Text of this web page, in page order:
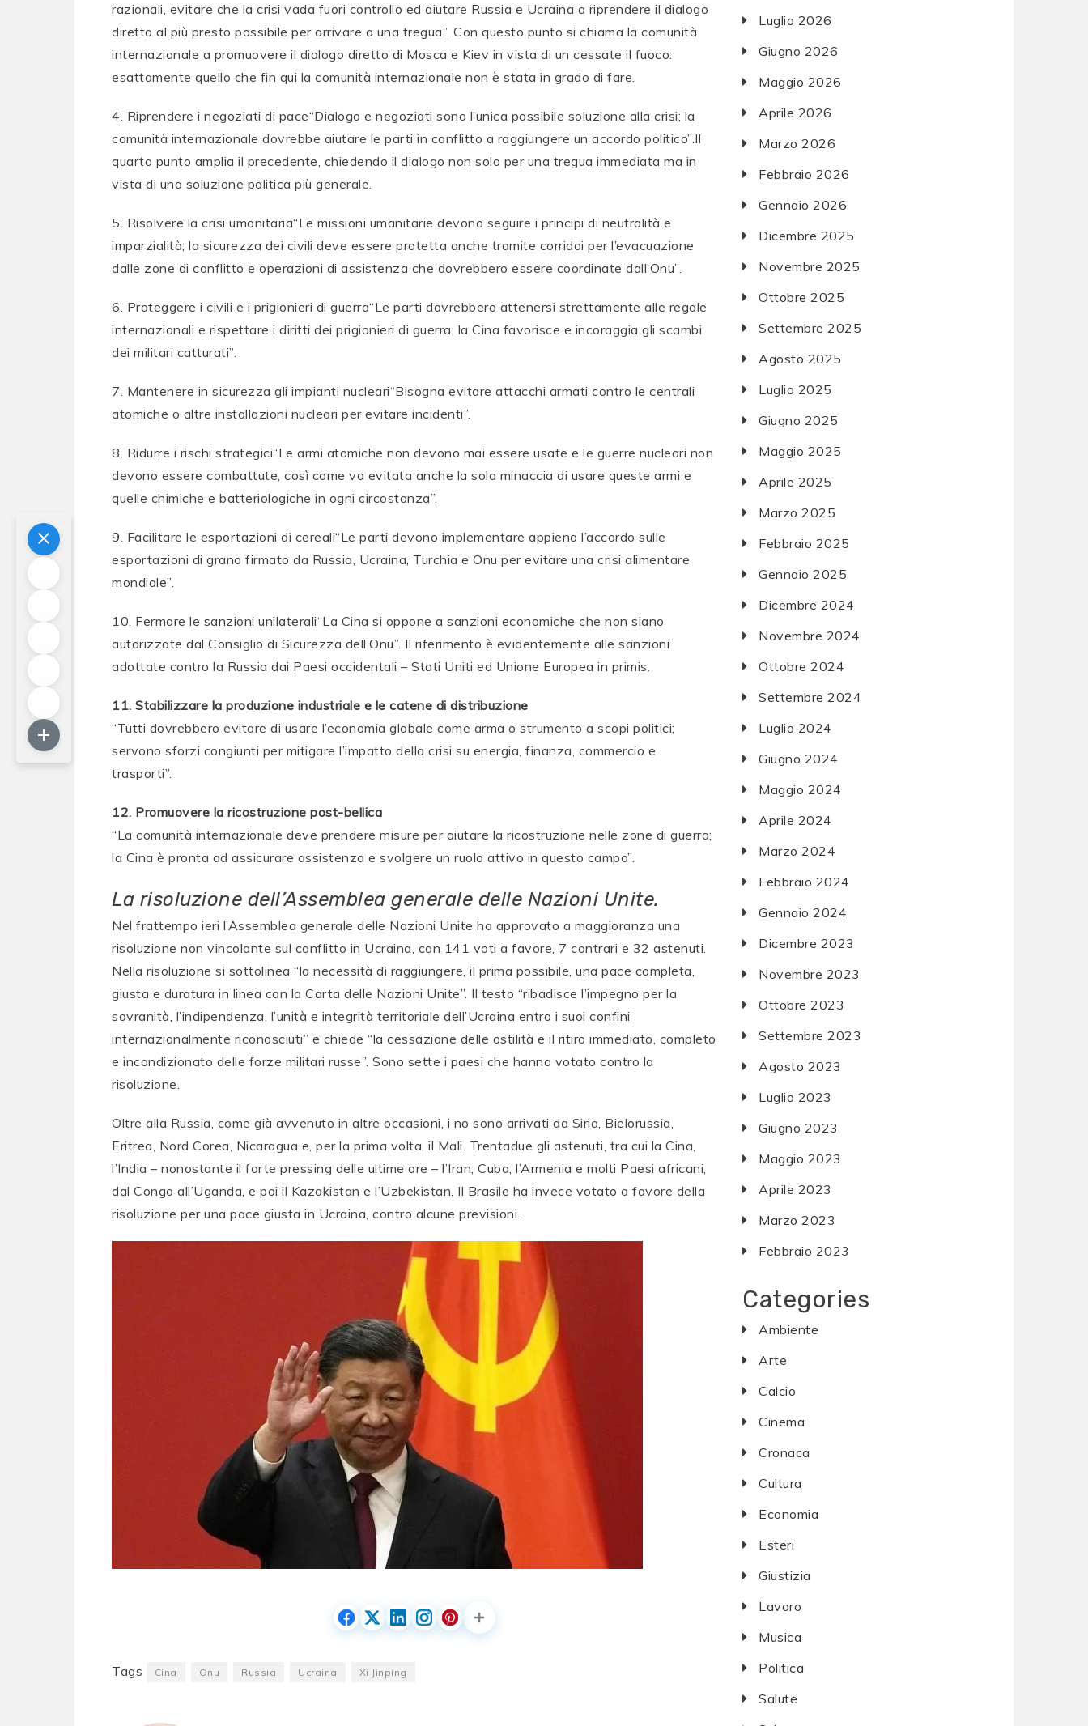
razionali, evitare che la crisi vada fuori controllo ed aiutare Russia e Ucraina a riprendere il dialogo
diretto al più presto possibile per arrivare a una tregua”. Con questo punto si chiama la comunità
internazionale a promuovere il dialogo diretto di Mosca e Kiev in vista di un cessate il fuoco:
esattamente quello che fin qui la comunità internazionale non è stata in grado di fare.
4. Riprendere i negoziati di pace“Dialogo e negoziati sono l’unica possibile soluzione alla crisi; la
comunità internazionale dovrebbe aiutare le parti in conflitto a raggiungere un accordo politico”.Il
quarto punto amplia il precedente, chiedendo il dialogo non solo per una tregua immediata ma in
vista di una soluzione politica più generale.
5. Risolvere la crisi umanitaria“Le missioni umanitarie devono seguire i principi di neutralità e
imparzialità; la sicurezza dei civili deve essere protetta anche tramite corridoi per l’evacuazione
dalle zone di conflitto e operazioni di assistenza che dovrebbero essere coordinate dall’Onu”.
6. Proteggere i civili e i prigionieri di guerra“Le parti dovrebbero attenersi strettamente alle regole
internazionali e rispettare i diritti dei prigionieri di guerra; la Cina favorisce e incoraggia gli scambi
dei militari catturati”.
7. Mantenere in sicurezza gli impianti nucleari“Bisogna evitare attacchi armati contro le centrali
atomiche o altre installazioni nucleari per evitare incidenti”.
8. Ridurre i rischi strategici“Le armi atomiche non devono mai essere usate e le guerre nucleari non
devono essere combattute, così come va evitata anche la sola minaccia di usare queste armi e
quelle chimiche e batteriologiche in ogni circostanza”.
9. Facilitare le esportazioni di cereali“Le parti devono implementare appieno l’accordo sulle
esportazioni di grano firmato da Russia, Ucraina, Turchia e Onu per evitare una crisi alimentare
mondiale”.
10. Fermare le sanzioni unilaterali“La Cina si oppone a sanzioni economiche che non siano
autorizzate dal Consiglio di Sicurezza dell’Onu”. Il riferimento è evidentemente alle sanzioni
adottate contro la Russia dai Paesi occidentali – Stati Uniti ed Unione Europea in primis.
11. Stabilizzare la produzione industriale e le catene di distribuzione
“Tutti dovrebbero evitare di usare l’economia globale come arma o strumento a scopi politici;
servono sforzi congiunti per mitigare l’impatto della crisi su energia, finanza, commercio e
trasporti”.
12. Promuovere la ricostruzione post-bellica
“La comunità internazionale deve prendere misure per aiutare la ricostruzione nelle zone di guerra;
la Cina è pronta ad assicurare assistenza e svolgere un ruolo attivo in questo campo”.
La risoluzione dell’Assemblea generale delle Nazioni Unite.
Nel frattempo ieri l’Assemblea generale delle Nazioni Unite ha approvato a maggioranza una
risoluzione non vincolante sul conflitto in Ucraina, con 141 voti a favore, 7 contrari e 32 astenuti.
Nella risoluzione si sottolinea “la necessità di raggiungere, il prima possibile, una pace completa,
giusta e duratura in linea con la Carta delle Nazioni Unite”. Il testo “ribadisce l’impegno per la
sovranità, l’indipendenza, l’unità e integrità territoriale dell’Ucraina entro i suoi confini
internazionalmente riconosciuti” e chiede “la cessazione delle ostilità e il ritiro immediato, completo
e incondizionato delle forze militari russe”. Sono sette i paesi che hanno votato contro la
risoluzione.
Oltre alla Russia, come già avvenuto in altre occasioni, i no sono arrivati da Siria, Bielorussia,
Eritrea, Nord Corea, Nicaragua e, per la prima volta, il Mali. Trentadue gli astenuti, tra cui la Cina,
l’India – nonostante il forte pressing delle ultime ore – l’Iran, Cuba, l’Armenia e molti Paesi africani,
dal Congo all’Uganda, e poi il Kazakistan e l’Uzbekistan. Il Brasile ha invece votato a favore della
risoluzione per una pace giusta in Ucraina, contro alcune previsioni.
Tags Cina Onu Russia Ucraina Xi Jinping
Luglio 2026
Giugno 2026
Maggio 2026
Aprile 2026
Marzo 2026
Febbraio 2026
Gennaio 2026
Dicembre 2025
Novembre 2025
Ottobre 2025
Settembre 2025
Agosto 2025
Luglio 2025
Giugno 2025
Maggio 2025
Aprile 2025
Marzo 2025
Febbraio 2025
Gennaio 2025
Dicembre 2024
Novembre 2024
Ottobre 2024
Settembre 2024
Luglio 2024
Giugno 2024
Maggio 2024
Aprile 2024
Marzo 2024
Febbraio 2024
Gennaio 2024
Dicembre 2023
Novembre 2023
Ottobre 2023
Settembre 2023
Agosto 2023
Luglio 2023
Giugno 2023
Maggio 2023
Aprile 2023
Marzo 2023
Febbraio 2023
Categories
Ambiente
Arte
Calcio
Cinema
Cronaca
Cultura
Economia
Esteri
Giustizia
Lavoro
Musica
Politica
Salute